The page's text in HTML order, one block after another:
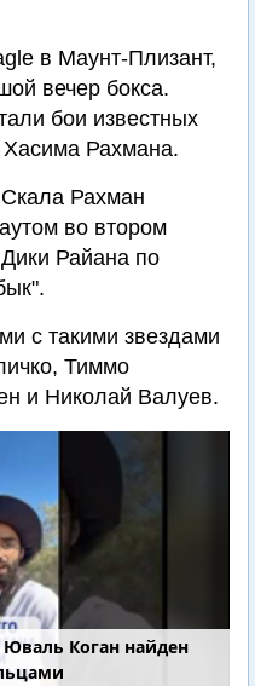
в Маунт-Плизант,
вечер бокса.
бои известных
Рахмана.
Рахман
во втором
Райана по
с такими звездами
Тиммо
и Николай Валуев.
Коган найден